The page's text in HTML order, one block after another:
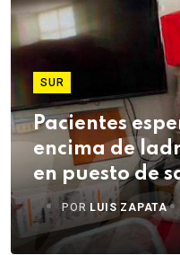
SUR
Pacientes
encima de
en puesto de
POR LUIS ZAPATA